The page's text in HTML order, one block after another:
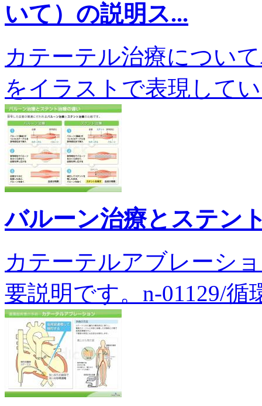
いて）の説明ス...
カテーテル治療につい
をイラストで表現して
バルーン治療とステン
カテーテルアブレーシ
要説明です。n-01129/循